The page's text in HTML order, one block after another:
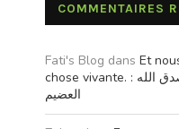
COMMENTAIRES
Fati's Blog dans Et
chose vivante. : وجعلنا من الماء كل شيئ حي : صدق الله
العضيم